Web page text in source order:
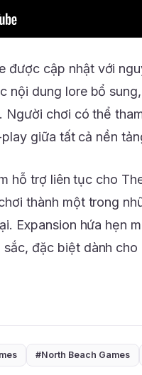
được cập nhật với
nội dung lore bổ
Người chơi có thể
giữa tất cả nền
hỗ trợ liên tục cho
thành một trong
Expansion hứa hẹn
đặc biệt dành
#North Beach Games